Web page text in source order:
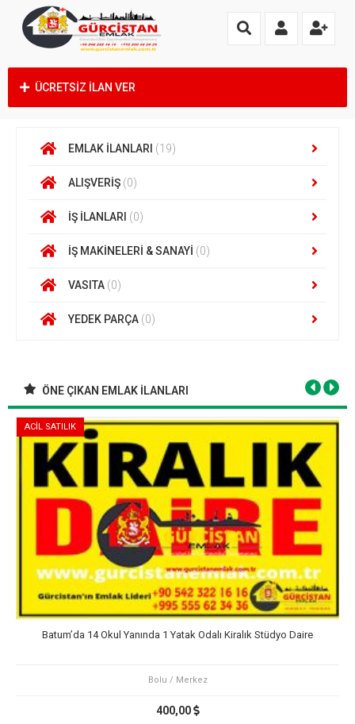
ÜCRETSİZ İLAN VER
EMLAK İLANLARI (19)
ALIŞVERİŞ (0)
İŞ İLANLARI (0)
İŞ MAKİNELERİ & SANAYİ (0)
VASITA (0)
YEDEK PARÇA (0)
ÖNE ÇIKAN EMLAK İLANLARI
ACİL SATILIK
Batum’da 14 Okul Yanında 1 Yatak Odalı Kiralık Stüdyo Daire
Bolu / Merkez
400,00